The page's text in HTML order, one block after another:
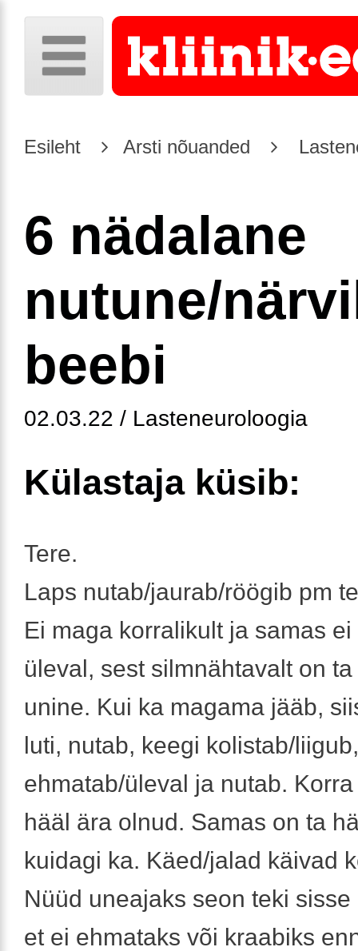
Esileht Arsti nõuanded
6 nädalane
nutune/
beebi
02.03.22 / Lasteneuroloogia
Külastaja küsib:
Tere.
Laps nutab/jaurab/röögib pm
Ei maga korralikult ja samas
üleval, sest silmnähtavalt on
unine. Kui ka magama jääb,
luti, nutab, keegi kolistab/
ehmatab/üleval ja nutab.
hääl ära olnud. Samas on ta
kuidagi ka. Käed/jalad käivad
Nüüd uneajaks seon teki
et ei ehmataks või kraabiks